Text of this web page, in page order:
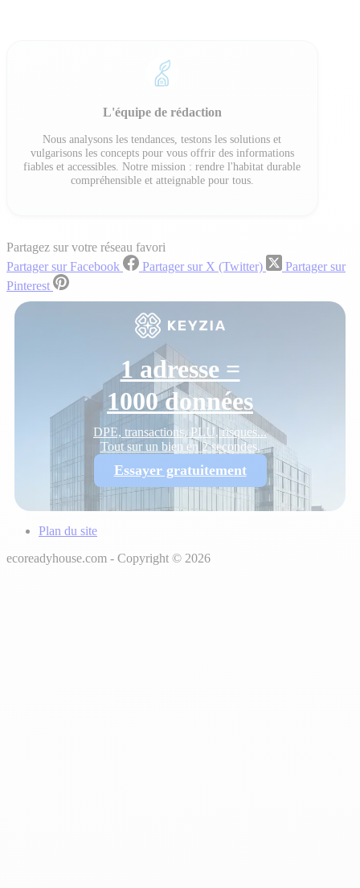
L'équipe de rédaction
Nous analysons les tendances, testons les solutions et
vulgarisons les concepts pour vous offrir des informations
fiables et accessibles. Notre mission : rendre l'habitat durable
compréhensible et atteignable pour tous.
Partagez sur votre réseau favori
Partager sur Facebook
Partager sur X (Twitter)
Partager sur
Pinterest
1 adresse =
1000 données
DPE, transactions, PLU, risques...
Tout sur un bien en 2 secondes.
Essayer gratuitement
Plan du site
ecoreadyhouse.com - Copyright © 2026